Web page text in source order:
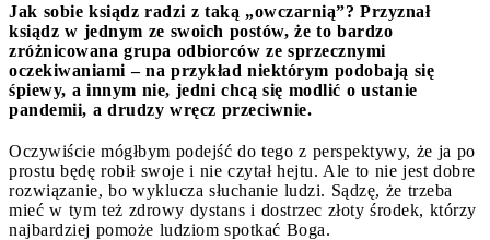
Jak sobie ksiądz radzi z taką „owczarnią”? Przyznał
ksiądz w jednym ze swoich postów, że to bardzo
zróżnicowana grupa odbiorców ze sprzecznymi
oczekiwaniami – na przykład niektórym podobają się
śpiewy, a innym nie, jedni chcą się modlić o ustanie
pandemii, a drudzy wręcz przeciwnie.
Oczywiście mógłbym podejść do tego z perspektywy, że ja po
prostu będę robił swoje i nie czytał hejtu. Ale to nie jest dobre
rozwiązanie, bo wyklucza słuchanie ludzi. Sądzę, że trzeba
mieć w tym też zdrowy dystans i dostrzec złoty środek, którzy
najbardziej pomoże ludziom spotkać Boga.